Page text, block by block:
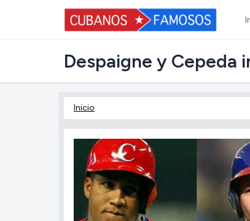
Despaigne y Cepeda
Inicio